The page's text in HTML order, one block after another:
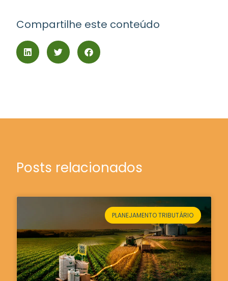
Compartilhe este conteúdo
Posts relacionados
PLANEJAMENTO TRIBUTÁRIO